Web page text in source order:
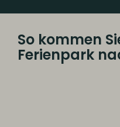
So kommen
Ferienpark